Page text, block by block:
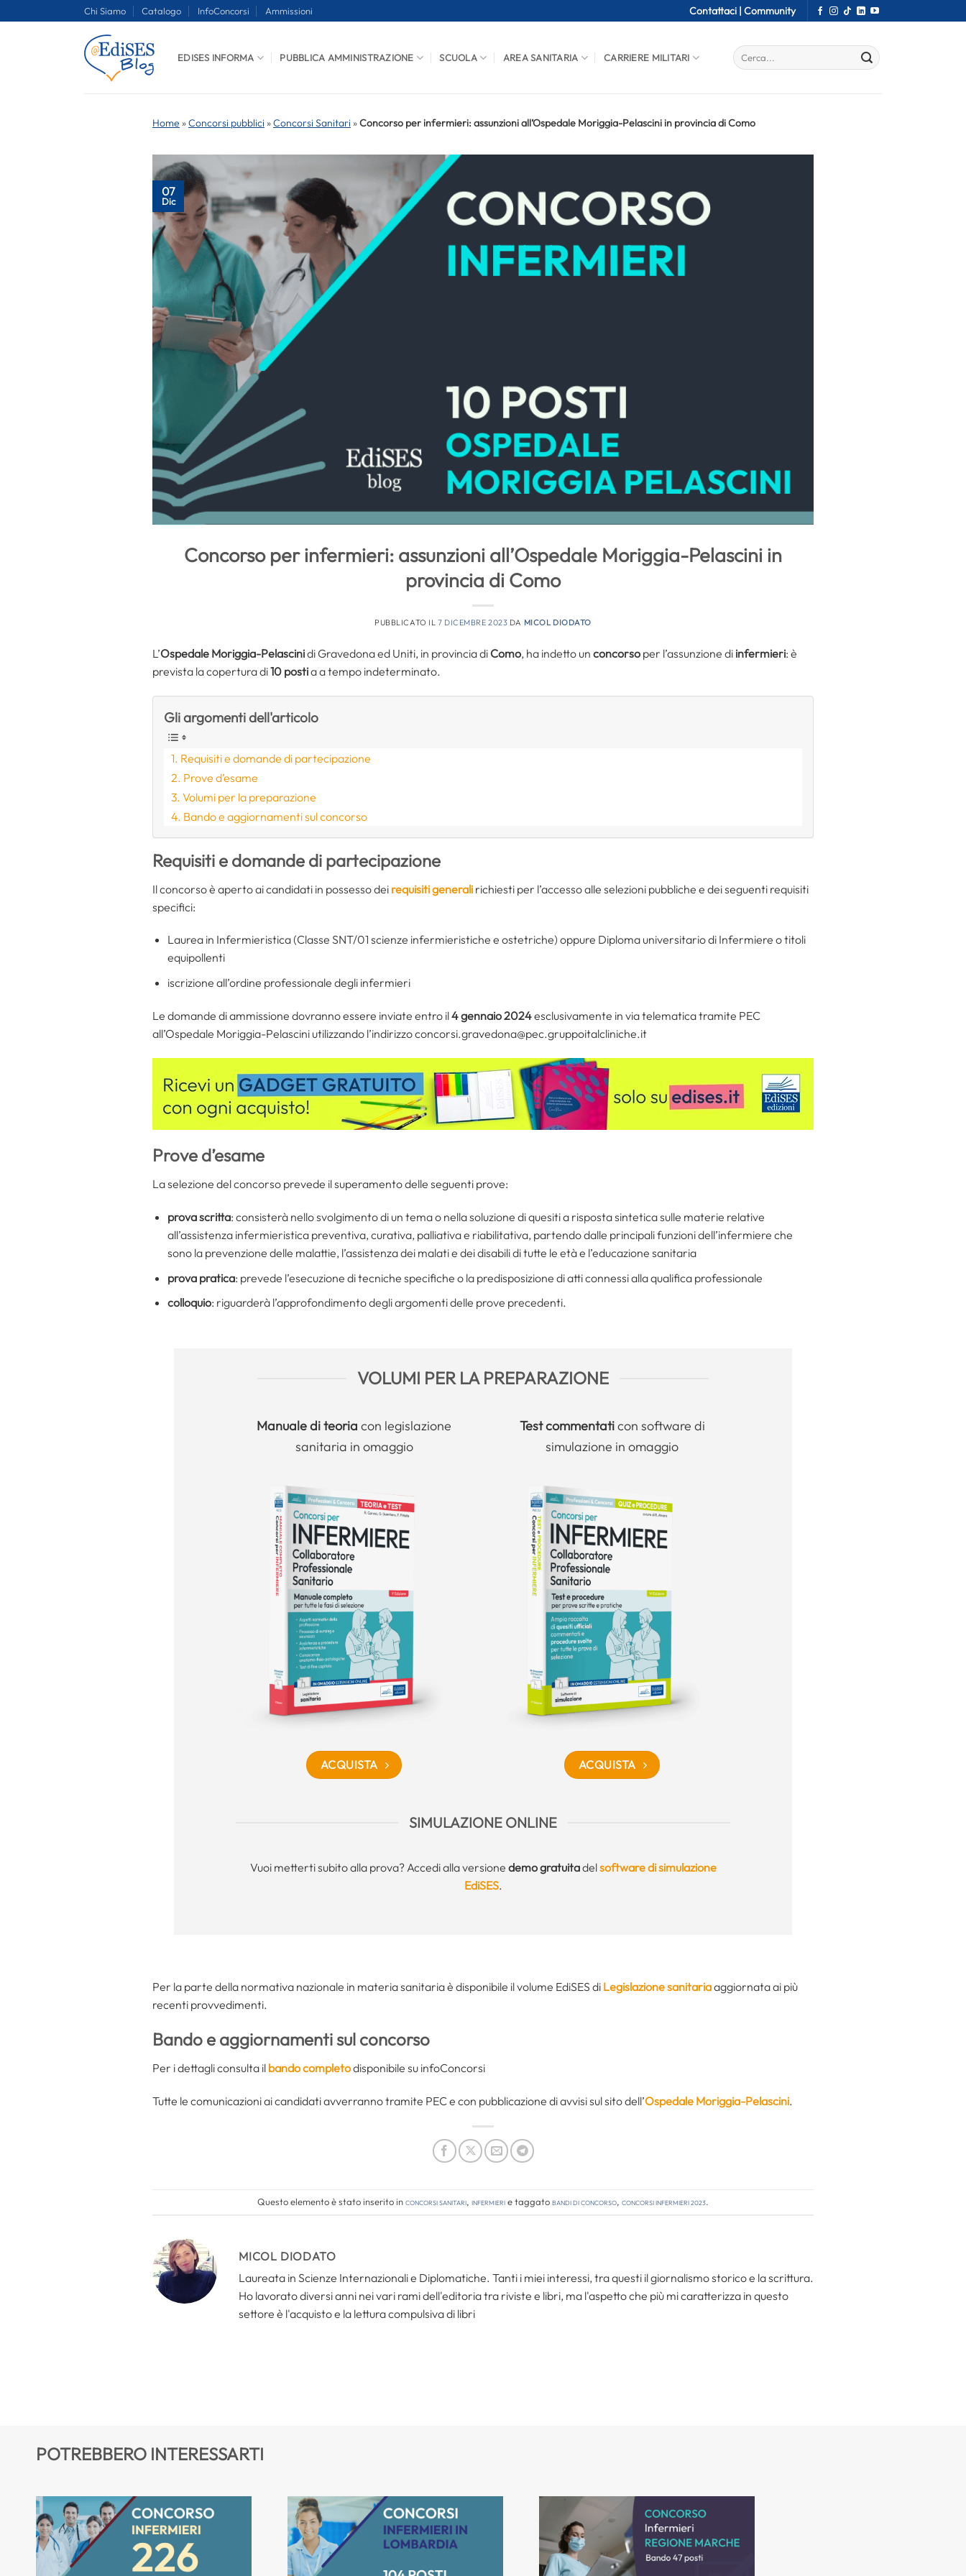
Chi Siamo Catalogo InfoConcorsi Ammissioni Contattaci | Community
EDISES INFORMA PUBBLICA AMMINISTRAZIONE SCUOLA AREA SANITARIA CARRIERE MILITARI
Home »Concorsi pubblici »Concorsi Sanitari »Concorso per infermieri: assunzioni all’Ospedale Moriggia-Pelascini in provincia di Como
07
Dic
Concorso per infermieri: assunzioni all’Ospedale Moriggia-Pelascini in
provincia di Como
PUBBLICATO IL 7 DICEMBRE 2023 DA MICOL DIODATO
L’Ospedale Moriggia-Pelascinidi Gravedona ed Uniti, in provincia di Como, ha indetto un concorso per l’assunzione di infermieri: è
prevista la copertura di10 postia a tempo indeterminato.
Gli argomenti dell'articolo
Requisiti e domande di partecipazione
Prove d’esame
Volumi per la preparazione
Bando e aggiornamenti sul concorso
Requisiti e domande di partecipazione
Il concorso è aperto ai candidati in possesso dei requisiti generali richiesti per l’accesso alle selezioni pubbliche e dei seguenti requisiti
specifici:
Laurea in Infermieristica (Classe SNT/01 scienze infermieristiche e ostetriche) oppure Diploma universitario di Infermiere o titoli
equipollenti
iscrizione all’ordine professionale degli infermieri
Le domande di ammissione dovranno essere inviate entro il4 gennaio 2024esclusivamente in via telematica tramite PEC
all’Ospedale Moriggia-Pelascini utilizzando l’indirizzo concorsi.gravedona@pec.gruppoitalcliniche.it
Prove d’esame
La selezione del concorso prevede il superamento delle seguenti prove:
prova scritta: consisterà nello svolgimento di un tema o nella soluzione di quesiti a risposta sintetica sulle materie relative
all’assistenza infermieristica preventiva, curativa, palliativa e riabilitativa, partendo dalle principali funzioni dell’infermiere che
sono la prevenzione delle malattie, l’assistenza dei malati e dei disabili di tutte le età e l’educazione sanitaria
prova pratica: prevede l’esecuzione di tecniche specifiche o la predisposizione di atti connessi alla qualifica professionale
colloquio: riguarderà l’approfondimento degli argomenti delle prove precedenti.
VOLUMI PER LA PREPARAZIONE
Manualedi teoria con legislazione
sanitaria in omaggio
ACQUISTA
Test commentaticon software di
simulazione in omaggio
ACQUISTA
SIMULAZIONE ONLINE
Vuoi metterti subito alla prova? Accedi alla versione demo gratuitadelsoftware di simulazione
EdiSES.
Per la parte della normativa nazionale in materia sanitaria è disponibile il volume EdiSES di Legislazione sanitariaaggiornata ai più
recenti provvedimenti.
Bando e aggiornamenti sul concorso
Per i dettagli consulta il bando completodisponibile su infoConcorsi
Tutte le comunicazioni ai candidati avverranno tramite PEC e con pubblicazione di avvisi sul sito dell’Ospedale Moriggia-Pelascini.
Questo elemento è stato inserito inConcorsi Sanitari, Infermierie taggatobandi di concorso, concorsi infermieri 2023.
MICOL DIODATO
Laureata in Scienze Internazionali e Diplomatiche. Tanti i miei interessi, tra questi il giornalismo storico e la scrittura.
Ho lavorato diversi anni nei vari rami dell'editoria tra riviste e libri, ma l'aspetto che più mi caratterizza in questo
settore è l'acquisto e la lettura compulsiva di libri
POTREBBERO INTERESSARTI